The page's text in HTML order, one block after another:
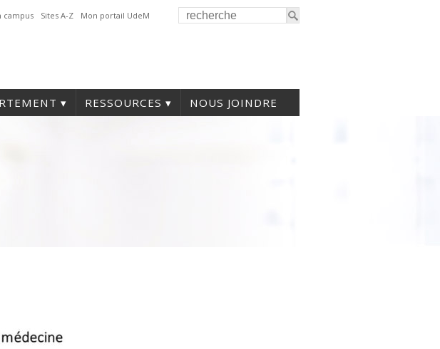
campus Sites A-Z Mon portail UdeM
RESSOURCES NOUS JOINDRE